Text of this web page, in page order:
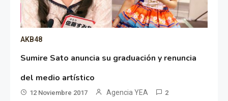
AKB48
Sumire Sato anuncia su graduación y renuncia
del medio artístico
12 Noviembre 2017 Agencia YEA 2